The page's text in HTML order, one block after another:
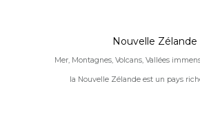
Nouvelle Zélande
Mer, Montagnes, Volcans, Vallées
la Nouvelle Zélande est un pays